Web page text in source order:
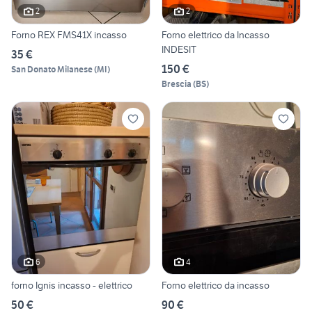
2
Forno REX FMS41X incasso
35 €
San Donato Milanese(MI)
2
Forno elettrico da Incasso
INDESIT
150 €
Brescia (BS)
6
forno Ignis incasso - elettrico
50 €
4
Forno elettrico da incasso
90 €